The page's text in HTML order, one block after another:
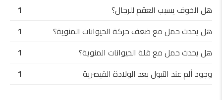
هل الخوف يسبب العقم للرجال؟
1
هل يحدث حمل مع ضعف حركة الحيوانات المنوية؟
1
هل يحدث حمل مع قلة الحيوانات المنوية؟
1
وجود ألم عند التبول بعد الولادة القيصرية
1